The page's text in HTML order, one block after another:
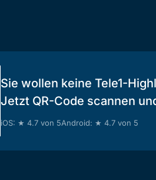
Sie wollen keine Tele1-
Jetzt QR-Code scannen
iOS: ★ 4.7 von 5Android: ★ 4.7 von 5